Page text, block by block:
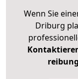
Wenn Sie
Driburg